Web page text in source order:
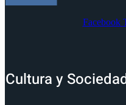
Facebook
Cultura y